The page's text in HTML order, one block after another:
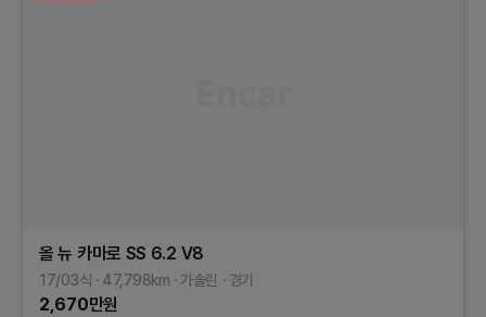
올 뉴 카마로 SS 6.2 V8
17/03식 47,798km 가솔린 경기
2,670만원